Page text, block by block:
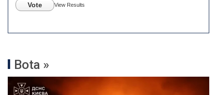
Vote View Results
Bota »